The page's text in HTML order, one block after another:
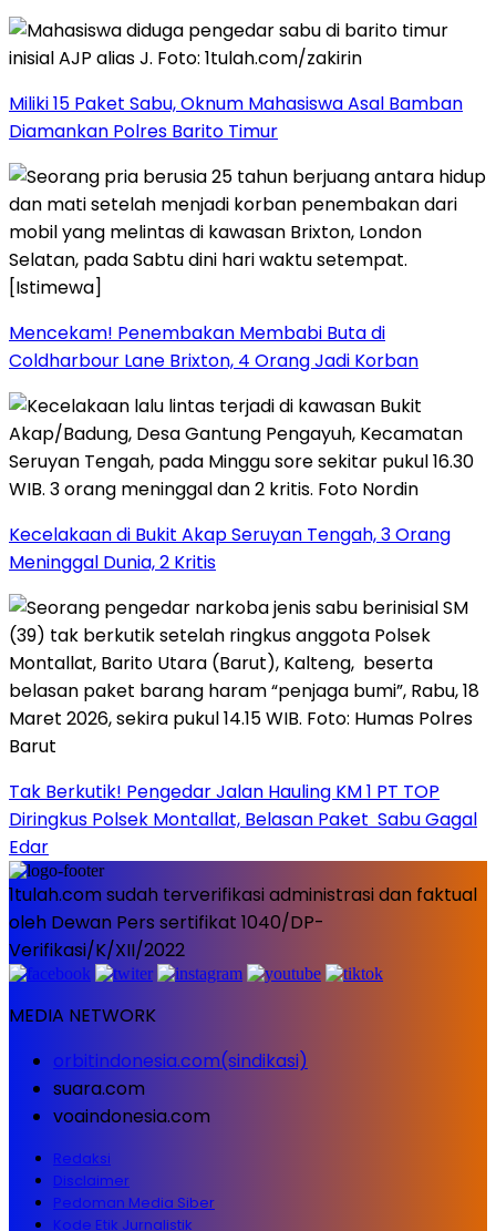
Miliki 15 Paket Sabu, Oknum Mahasiswa Asal Bamban
Diamankan Polres Barito Timur
Mencekam! Penembakan Membabi Buta di
Coldharbour Lane Brixton, 4 Orang Jadi Korban
Kecelakaan di Bukit Akap Seruyan Tengah, 3 Orang
Meninggal Dunia, 2 Kritis
Tak Berkutik! Pengedar Jalan Hauling KM 1 PT TOP
Diringkus Polsek Montallat, Belasan Paket Sabu Gagal
Edar
1tulah.com sudah terverifikasi administrasi dan faktual
oleh Dewan Pers sertifikat 1040/DP-
Verifikasi/K/XII/2022
MEDIA NETWORK
orbitindonesia.com(sindikasi)
suara.com
voaindonesia.com
Redaksi
Disclaimer
Pedoman Media Siber
Kode Etik Jurnalistik